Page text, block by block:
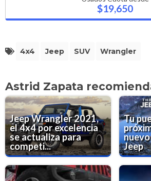
$19,650
4x4 Jeep SUV Wrangler
Astrid Zapata
Jeep Wrangler 2021,
el 4x4 por excelencia
se actualiza para
competi...
Tu
Jeep